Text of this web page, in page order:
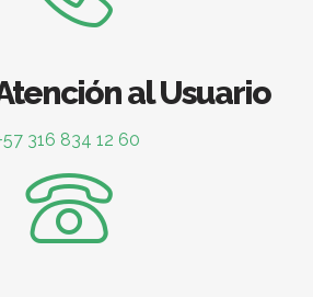
al Usuario
316 834 12 60